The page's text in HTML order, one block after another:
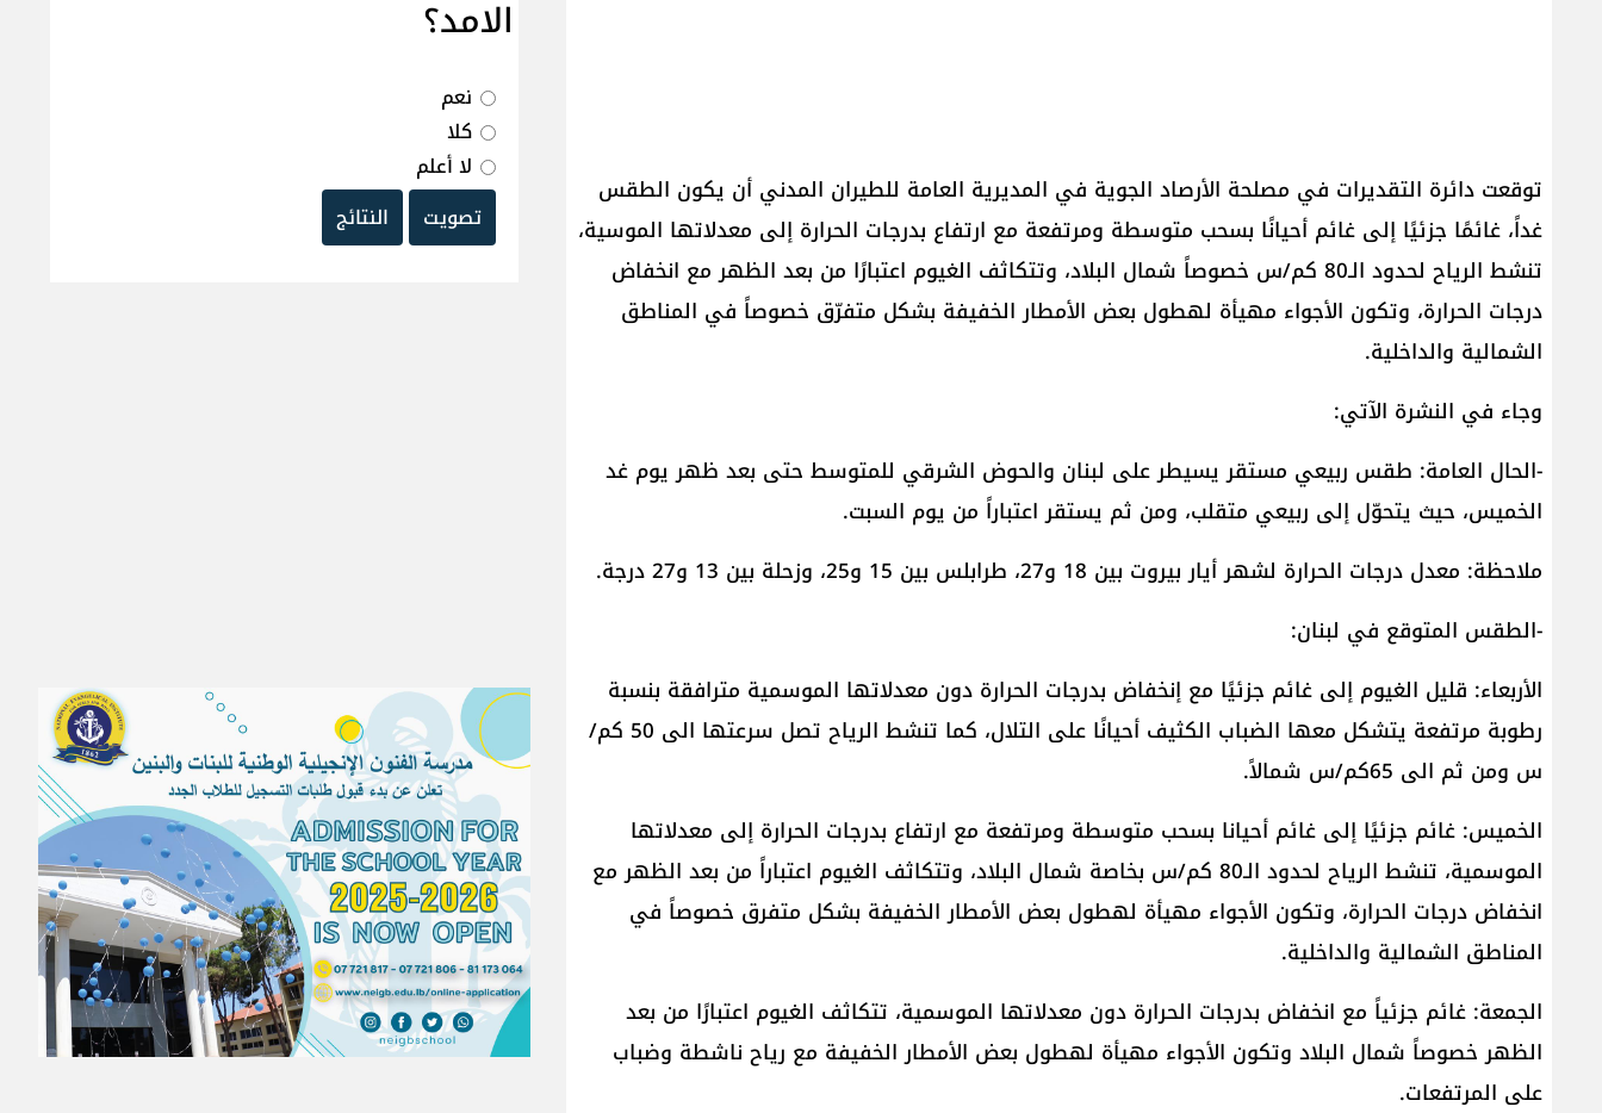
توقعت دائرة التقديرات في مصلحة الأرصاد الجوية في المديرية العامة للطيران المدني أن يكون الطقس
غداً، غائمًا جزئيًا إلى غائم أحيانًا بسحب متوسطة ومرتفعة مع ارتفاع بدرجات الحرارة إلى معدلاتها الموسية،
تنشط الرياح لحدود الـ80 كم/س خصوصاً شمال البلاد، وتتكاثف الغيوم اعتبارًا من بعد الظهر مع انخفاض
درجات الحرارة، وتكون الأجواء مهيأة لهطول بعض الأمطار الخفيفة بشكل متفرّق خصوصاً في المناطق
الشمالية والداخلية.
وجاء في النشرة الآتي:
-الحال العامة: طقس ربيعي مستقر يسيطر على لبنان والحوض الشرقي للمتوسط حتى بعد ظهر يوم غد
الخميس، حيث يتحوّل إلى ربيعي متقلب، ومن ثم يستقر اعتباراً من يوم السبت.
ملاحظة: معدل درجات الحرارة لشهر أيار بيروت بين 18 و27، طرابلس بين 15 و25، وزحلة بين 13 و27 درجة.
-الطقس المتوقع في لبنان:
الأربعاء: قليل الغيوم إلى غائم جزئيًا مع إنخفاض بدرجات الحرارة دون معدلاتها الموسمية مترافقة بنسبة
رطوبة مرتفعة يتشكل معها الضباب الكثيف أحيانًا على التلال، كما تنشط الرياح تصل سرعتها الى 50 كم/
س ومن ثم الى 65كم/س شمالاً.
الخميس: غائم جزئيًا إلى غائم أحيانا بسحب متوسطة ومرتفعة مع ارتفاع بدرجات الحرارة إلى معدلاتها
الموسمية، تنشط الرياح لحدود الـ80 كم/س بخاصة شمال البلاد، وتتكاثف الغيوم اعتباراً من بعد الظهر مع
انخفاض درجات الحرارة، وتكون الأجواء مهيأة لهطول بعض الأمطار الخفيفة بشكل متفرق خصوصاً في
المناطق الشمالية والداخلية.
الجمعة: غائم جزئياً مع انخفاض بدرجات الحرارة دون معدلاتها الموسمية، تتكاثف الغيوم اعتبارًا من بعد
الظهر خصوصاً شمال البلاد وتكون الأجواء مهيأة لهطول بعض الأمطار الخفيفة مع رياح ناشطة وضباب
على المرتفعات.
الامد؟
نعم
كلا
لا أعلم
تصويت
النتائج